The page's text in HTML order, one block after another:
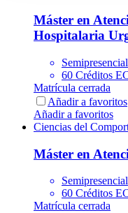
Máster en
Hospitalaria
Semipresencial
60 Créditos
Matrícula cerrada
Añadir a favoritos
Añadir a favoritos
Ciencias del
Máster en
Semipresencial
60 Créditos
Matrícula cerrada